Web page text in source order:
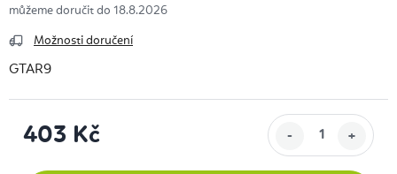
18.8.2026
Možnosti doručení
GTAR9
403 Kč